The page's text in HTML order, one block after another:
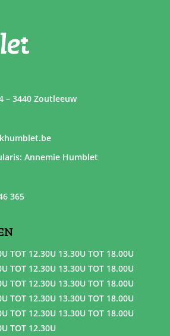
– 3440 Zoutleeuw
Annemie Humblet
365
TOT 12.30U 13.30U TOT 18.00U
TOT 12.30U 13.30U TOT 18.00U
TOT 12.30U 13.30U TOT 18.00U
TOT 12.30U 13.30U TOT 18.00U
TOT 12.30U 13.30U TOT 18.00U
TOT 12.30U